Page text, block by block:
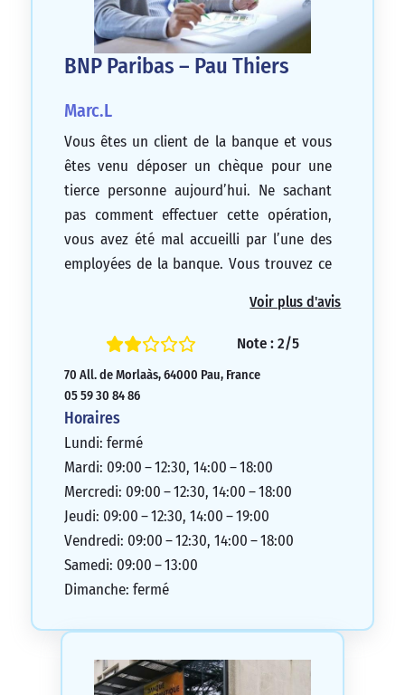
BNP Paribas – Pau Thiers
Marc.L
Vous êtes un client de la banque et vous
êtes venu déposer un chèque pour une
tierce personne aujourd’hui. Ne sachant
pas comment effectuer cette opération,
vous avez été mal accueilli par l’une des
employées de la banque. Vous trouvez ce
1/5
Voir plus d'avis
Note : 2/5
70 All. de Morlaàs, 64000 Pau, France
05 59 30 84 86
Horaires
Lundi: fermé
Mardi: 09:00 – 12:30, 14:00 – 18:00
Mercredi: 09:00 – 12:30, 14:00 – 18:00
Jeudi: 09:00 – 12:30, 14:00 – 19:00
Vendredi: 09:00 – 12:30, 14:00 – 18:00
Samedi: 09:00 – 13:00
Dimanche: fermé